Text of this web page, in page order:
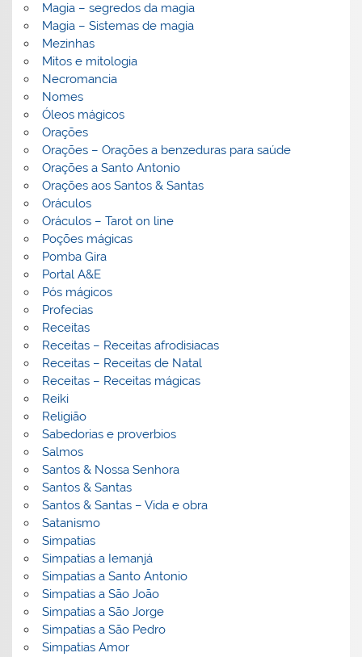
Magia – segredos da magia
Magia – Sistemas de magia
Mezinhas
Mitos e mitologia
Necromancia
Nomes
Óleos mágicos
Orações
Orações – Orações a benzeduras para saúde
Orações a Santo Antonio
Orações aos Santos & Santas
Oráculos
Oráculos – Tarot on line
Poções mágicas
Pomba Gira
Portal A&E
Pós mágicos
Profecias
Receitas
Receitas – Receitas afrodisiacas
Receitas – Receitas de Natal
Receitas – Receitas mágicas
Reiki
Religião
Sabedorias e proverbios
Salmos
Santos & Nossa Senhora
Santos & Santas
Santos & Santas – Vida e obra
Satanismo
Simpatias
Simpatias a Iemanjá
Simpatias a Santo Antonio
Simpatias a São João
Simpatias a São Jorge
Simpatias a São Pedro
Simpatias Amor